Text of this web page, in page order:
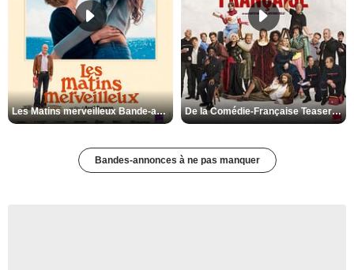
Les Matins merveilleux Bande-annonce VF De la Comédie-Française Teaser VF
Bandes-annonces à ne pas manquer